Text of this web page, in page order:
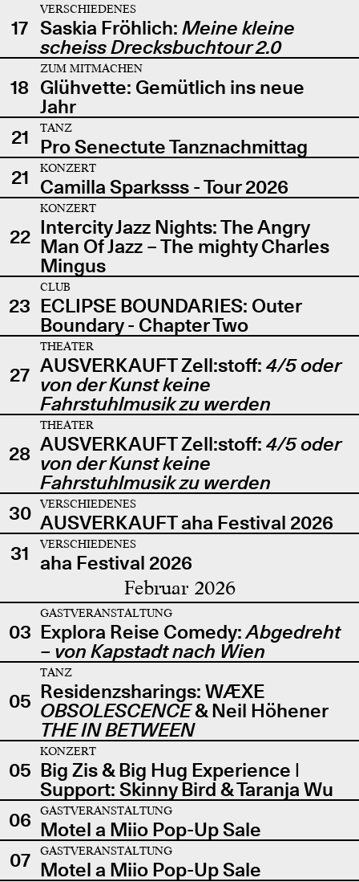
17
VERSCHIEDENES
Saskia Fröhlich: Meine kleine
scheiss Drecksbuchtour 2.0
18
ZUM MITMACHEN
Glühvette: Gemütlich ins neue
Jahr
21
TANZ
Pro Senectute Tanznachmittag
21
KONZERT
Camilla Sparksss - Tour 2026
22
KONZERT
Intercity Jazz Nights: The Angry
Man Of Jazz – The mighty Charles
Mingus
23
CLUB
ECLIPSE BOUNDARIES: Outer
Boundary - Chapter Two
27
THEATER
AUSVERKAUFT Zell:stoff: 4/5 oder
von der Kunst keine
Fahrstuhlmusik zu werden
28
THEATER
AUSVERKAUFT Zell:stoff: 4/5 oder
von der Kunst keine
Fahrstuhlmusik zu werden
30
VERSCHIEDENES
AUSVERKAUFT aha Festival 2026
31
VERSCHIEDENES
aha Festival 2026
Februar 2026
03
GASTVERANSTALTUNG
Explora Reise Comedy:Abgedreht
– von Kapstadt nach Wien
05
TANZ
Residenzsharings: WÆXE
OBSOLESCENCE& Neil Höhener
THE IN BETWEEN
05
KONZERT
Big Zis & Big Hug Experience |
Support: Skinny Bird & Taranja Wu
06
GASTVERANSTALTUNG
Motel a Miio Pop-Up Sale
07
GASTVERANSTALTUNG
Motel a Miio Pop-Up Sale